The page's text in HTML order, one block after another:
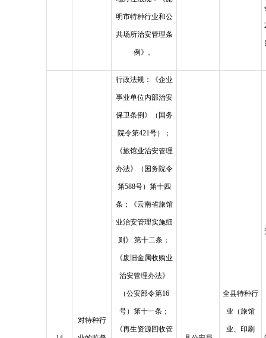
明市特种行业和公
共场所治安管理条
例》。
对特种行
行政法规：《企业
事业单位内部治安
保卫条例》（国务
院令第421号）；
《旅馆业治安管理
办法》（国务院令
第588号）第十四
条；《云南省旅馆
业治安管理实施细
则》 第十二条；
《废旧金属收购业
治安管理办法》
（公安部令第16
号）第十一条；
《再生资源回收管
全县特种行
业（旅馆
业、印刷